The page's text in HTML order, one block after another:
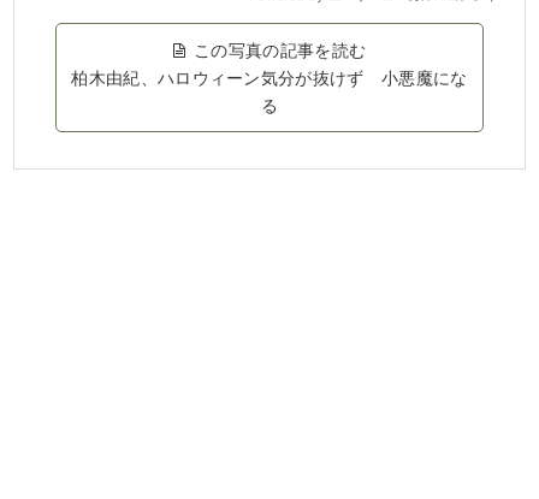
この写真の記事を読む
柏木由紀、ハロウィーン気分が抜けず 小悪魔にな
る